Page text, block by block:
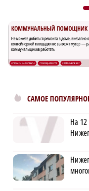
САМОЕ
На 12